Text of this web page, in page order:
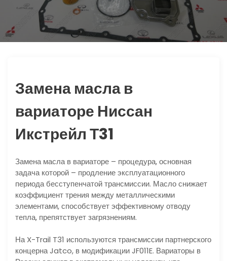
Замена масла в
вариаторе Ниссан
Икстрейл Т31
Замена масла в вариаторе – процедура, основная
задача которой – продление эксплуатационного
периода бесступенчатой трансмиссии. Масло снижает
коэффициент трения между металлическими
элементами, способствует эффективному отводу
тепла, препятствует загрязнениям.
На X-Trail T31 используются трансмиссии партнерского
концерна Jatco, в модификации JF011E. Вариаторы в